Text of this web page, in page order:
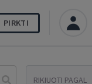
PIRKTI